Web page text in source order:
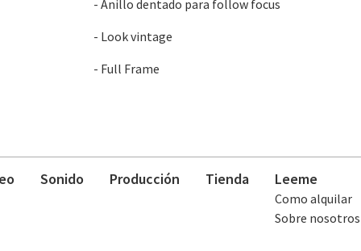
- Anillo dentado para follow focus
- Look vintage
- Full Frame
Sonido Producción Tienda Leeme
Como alquilar
Sobre nosotros